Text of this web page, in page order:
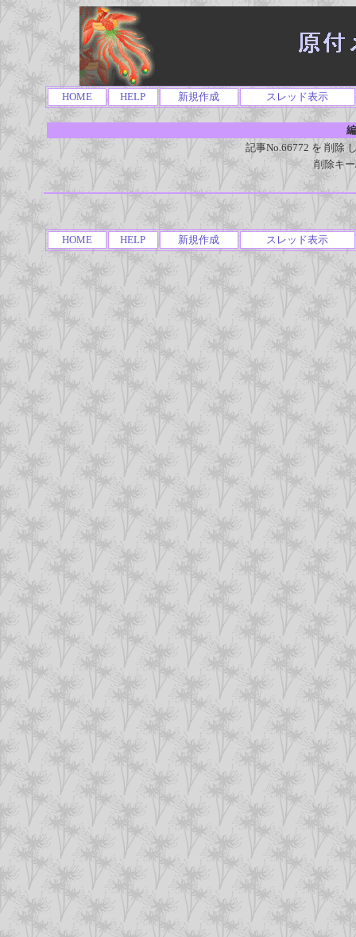
HOME HELP 新規作成 スレッド表示
記事No.66772 を 削除
削除キ
HOME HELP 新規作成 スレッド表示